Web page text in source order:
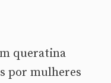
queratina
por mulheres